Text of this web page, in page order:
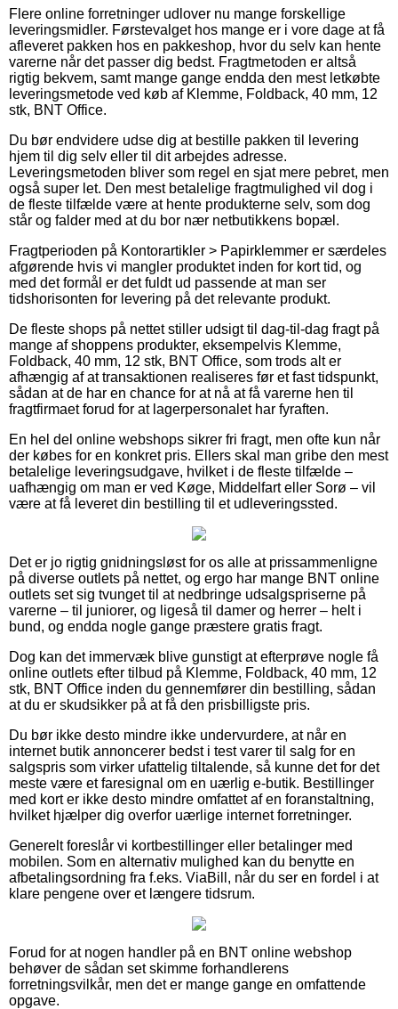
Flere online forretninger udlover nu mange forskellige
leveringsmidler. Førstevalget hos mange er i vore dage at få
afleveret pakken hos en pakkeshop, hvor du selv kan hente
varerne når det passer dig bedst. Fragtmetoden er altså
rigtig bekvem, samt mange gange endda den mest letkøbte
leveringsmetode ved køb af Klemme, Foldback, 40 mm, 12
stk, BNT Office.
Du bør endvidere udse dig at bestille pakken til levering
hjem til dig selv eller til dit arbejdes adresse.
Leveringsmetoden bliver som regel en sjat mere pebret, men
også super let. Den mest betalelige fragtmulighed vil dog i
de fleste tilfælde være at hente produkterne selv, som dog
står og falder med at du bor nær netbutikkens bopæl.
Fragtperioden på Kontorartikler > Papirklemmer er særdeles
afgørende hvis vi mangler produktet inden for kort tid, og
med det formål er det fuldt ud passende at man ser
tidshorisonten for levering på det relevante produkt.
De fleste shops på nettet stiller udsigt til dag-til-dag fragt på
mange af shoppens produkter, eksempelvis Klemme,
Foldback, 40 mm, 12 stk, BNT Office, som trods alt er
afhængig af at transaktionen realiseres før et fast tidspunkt,
sådan at de har en chance for at nå at få varerne hen til
fragtfirmaet forud for at lagerpersonalet har fyraften.
En hel del online webshops sikrer fri fragt, men ofte kun når
der købes for en konkret pris. Ellers skal man gribe den mest
betalelige leveringsudgave, hvilket i de fleste tilfælde –
uafhængig om man er ved Køge, Middelfart eller Sorø – vil
være at få leveret din bestilling til et udleveringssted.
Det er jo rigtig gnidningsløst for os alle at prissammenligne
på diverse outlets på nettet, og ergo har mange BNT online
outlets set sig tvunget til at nedbringe udsalgspriserne på
varerne – til juniorer, og ligeså til damer og herrer – helt i
bund, og endda nogle gange præstere gratis fragt.
Dog kan det immervæk blive gunstigt at efterprøve nogle få
online outlets efter tilbud på Klemme, Foldback, 40 mm, 12
stk, BNT Office inden du gennemfører din bestilling, sådan
at du er skudsikker på at få den prisbilligste pris.
Du bør ikke desto mindre ikke undervurdere, at når en
internet butik annoncerer bedst i test varer til salg for en
salgspris som virker ufattelig tiltalende, så kunne det for det
meste være et faresignal om en uærlig e-butik. Bestillinger
med kort er ikke desto mindre omfattet af en foranstaltning,
hvilket hjælper dig overfor uærlige internet forretninger.
Generelt foreslår vi kortbestillinger eller betalinger med
mobilen. Som en alternativ mulighed kan du benytte en
afbetalingsordning fra f.eks. ViaBill, når du ser en fordel i at
klare pengene over et længere tidsrum.
Forud for at nogen handler på en BNT online webshop
behøver de sådan set skimme forhandlerens
forretningsvilkår, men det er mange gange en omfattende
opgave.